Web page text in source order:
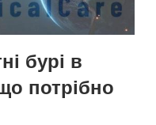
бурі в
потрібно